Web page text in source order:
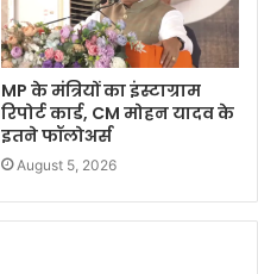
MP के मंत्रियों का इंस्टाग्राम
रिपोर्ट कार्ड, CM मोहन यादव के
इतने फॉलोअर्स
August 5, 2026